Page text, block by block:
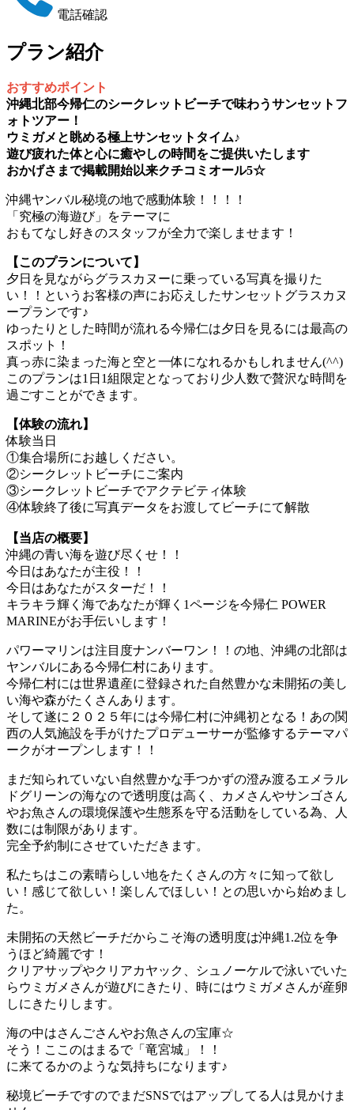
電話確認
プラン紹介
おすすめポイント
沖縄北部今帰仁のシークレットビーチで味わうサンセットフ
ォトツアー！
ウミガメと眺める極上サンセットタイム♪
遊び疲れた体と心に癒やしの時間をご提供いたします
おかげさまで掲載開始以来クチコミオール5☆
沖縄ヤンバル秘境の地で感動体験！！！！
「究極の海遊び」をテーマに
おもてなし好きのスタッフが全力で楽しませます！
【このプランについて】
夕日を見ながらグラスカヌーに乗っている写真を撮りた
い！！というお客様の声にお応えしたサンセットグラスカヌ
ープランです♪
ゆったりとした時間が流れる今帰仁は夕日を見るには最高の
スポット！
真っ赤に染まった海と空と一体になれるかもしれません(^^)
このプランは1日1組限定となっており少人数で贅沢な時間を
過ごすことができます。
【体験の流れ】
体験当日
①集合場所にお越しください。
②シークレットビーチにご案内
③シークレットビーチでアクテビティ体験
④体験終了後に写真データをお渡してビーチにて解散
【当店の概要】
沖縄の青い海を遊び尽くせ！！
今日はあなたが主役！！
今日はあなたがスターだ！！
キラキラ輝く海であなたが輝く1ページを今帰仁 POWER
MARINEがお手伝いします！
パワーマリンは注目度ナンバーワン！！の地、沖縄の北部は
ヤンバルにある今帰仁村にあります。
今帰仁村には世界遺産に登録された自然豊かな未開拓の美し
い海や森がたくさんあります。
そして遂に２０２５年には今帰仁村に沖縄初となる！あの関
西の人気施設を手がけたプロデューサーが監修するテーマパ
ークがオープンします！！
まだ知られていない自然豊かな手つかずの澄み渡るエメラル
ドグリーンの海なので透明度は高く、カメさんやサンゴさん
やお魚さんの環境保護や生態系を守る活動をしている為、人
数には制限があります。
完全予約制にさせていただきます。
私たちはこの素晴らしい地をたくさんの方々に知って欲し
い！感じて欲しい！楽しんでほしい！との思いから始めまし
た。
未開拓の天然ビーチだからこそ海の透明度は沖縄1.2位を争
うほど綺麗です！
クリアサップやクリアカヤック、シュノーケルで泳いでいた
らウミガメさんが遊びにきたり、時にはウミガメさんが産卵
しにきたりします。
海の中はさんごさんやお魚さんの宝庫☆
そう！ここのはまるで「竜宮城」！！
に来てるかのような気持ちになります♪
秘境ビーチですのでまだSNSではアップしてる人は見かけま